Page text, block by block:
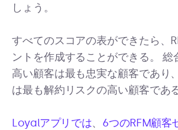
しょう。
すべてのスコアの表ができたら、
ントを作成することができる。 総
高い顧客は最も忠実な顧客であり
は最も解約リスクの高い顧客である
Loyalアプリでは、 6つのRFM顧客